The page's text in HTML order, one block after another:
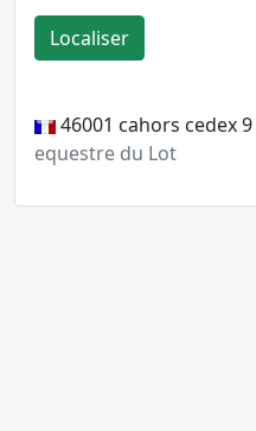
46001 cahors cedex 9
equestre du Lot